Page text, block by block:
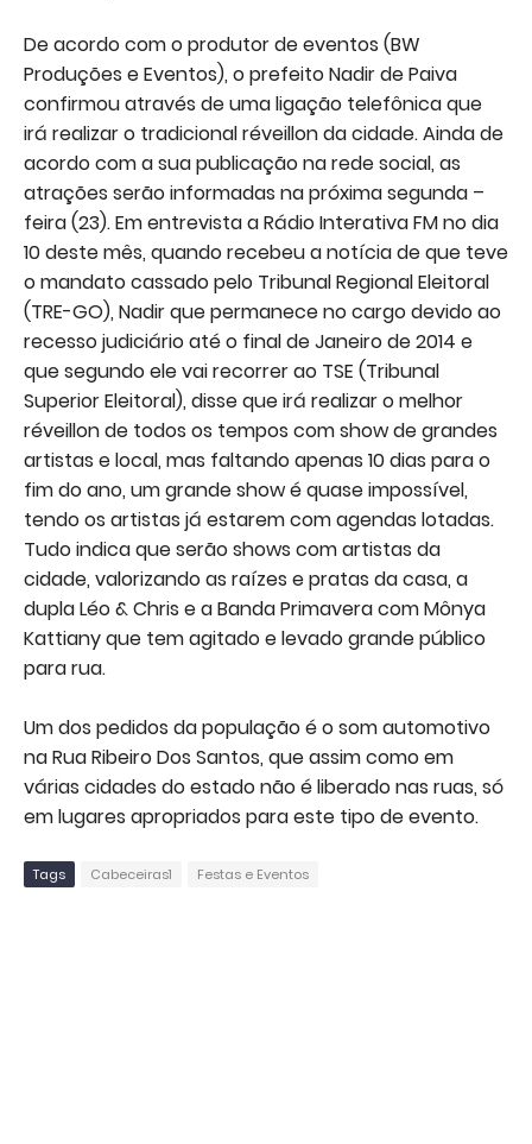
De acordo com o produtor de eventos (BW
Produções e Eventos), o prefeito Nadir de Paiva
confirmou através de uma ligação telefônica que
irá realizar o tradicional réveillon da cidade. Ainda de
acordo com a sua publicação na rede social, as
atrações serão informadas na próxima segunda –
feira (23). Em entrevista a Rádio Interativa FM no dia
10 deste mês, quando recebeu a notícia de que teve
o mandato cassado pelo Tribunal Regional Eleitoral
(TRE-GO), Nadir que permanece no cargo devido ao
recesso judiciário até o final de Janeiro de 2014 e
que segundo ele vai recorrer ao TSE (Tribunal
Superior Eleitoral), disse que irá realizar o melhor
réveillon de todos os tempos com show de grandes
artistas e local, mas faltando apenas 10 dias para o
fim do ano, um grande show é quase impossível,
tendo os artistas já estarem com agendas lotadas.
Tudo indica que serão shows com artistas da
cidade, valorizando as raízes e pratas da casa, a
dupla Léo & Chris e a Banda Primavera com Mônya
Kattiany que tem agitado e levado grande público
para rua.
Um dos pedidos da população é o som automotivo
na Rua Ribeiro Dos Santos, que assim como em
várias cidades do estado não é liberado nas ruas, só
em lugares apropriados para este tipo de evento.
Tags Cabeceiras1 Festas e Eventos